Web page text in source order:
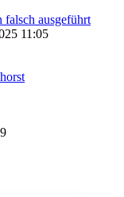
falsch ausgeführt
11:05